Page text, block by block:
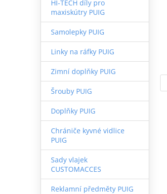
HI-TECH díly pro
maxiskútry PUIG
Samolepky PUIG
Linky na ráfky PUIG
Zimní doplňky PUIG
Šrouby PUIG
Doplňky PUIG
Chrániče kyvné vidlice
PUIG
Sady vlajek
CUSTOMACCES
Reklamní předměty PUIG